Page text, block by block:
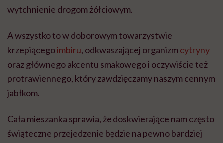
wytchnienie drogom żółciowym.
A wszystko to w doborowym towarzystwie
krzepiącegoimbiru, odkwaszającej organizmcytryny
oraz głównego akcentu smakowego i oczywiście też
protrawiennego, który zawdzięczamy naszym cennym
jabłkom.
Cała mieszanka sprawia, że doskwierające nam często
świąteczne przejedzenie będzie na pewno bardziej